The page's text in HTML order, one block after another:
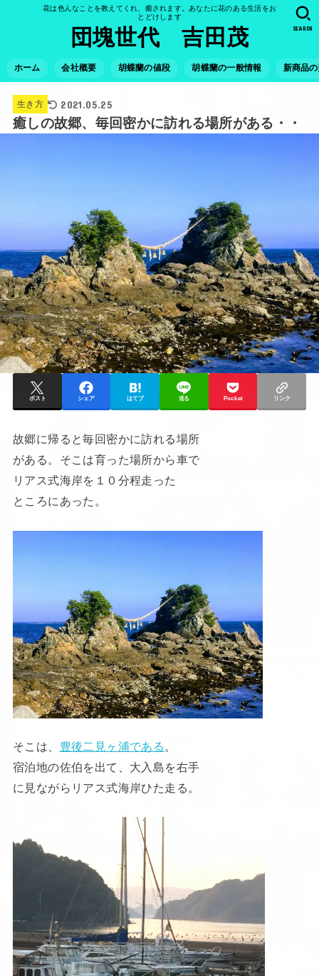
花は色んなことを教えてくれ、癒されます。あなたに花のある生活をお
とどけします
団塊世代 吉田茂
ホーム 会社概要 胡蝶蘭の値段 胡蝶蘭の一般情報 新商品
SEARCH
生き方 2021.05.25
癒しの故郷、毎回密かに訪れる場所がある・・
ポスト シェア はてブ 送る Pocket リンク
故郷に帰ると毎回密かに訪れる場所
がある。そこは育った場所から車で
リアス式海岸を１０分程走った
ところにあった。
そこは、 豊後二見ヶ浦である 。
宿泊地の佐伯を出て、大入島を右手
に見ながらリアス式海岸ひた走る。